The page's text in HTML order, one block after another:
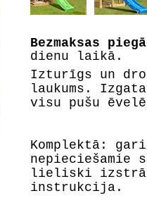
Bezmaksas
dienu laikā.
Izturīgs un
laukums.
visu pušu
Komplektā:
nepieciešamie
lieliski
instrukcija.